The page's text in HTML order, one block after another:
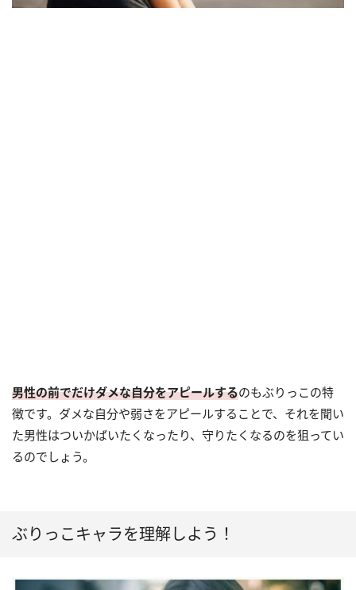
男性の前でだけダメな自分をアピールするのもぶりっこの特
徴です。ダメな自分や弱さをアピールすることで、それを聞い
た男性はついかばいたくなったり、守りたくなるのを狙ってい
るのでしょう。
ぶりっこキャラを理解しよう！